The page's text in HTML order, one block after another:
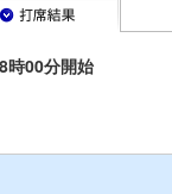
00分開始